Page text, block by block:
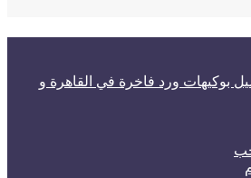
بوكيهات ورد فاخرة في القاهرة و